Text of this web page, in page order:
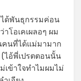
ด้พันธุกรรมค่อน
โอเคเผลอๆ ผม
คนที่ได้แม่มามาก
(ไอ้พี่เปรตตอนนั้น
เข้าใจทำไมผมไม่